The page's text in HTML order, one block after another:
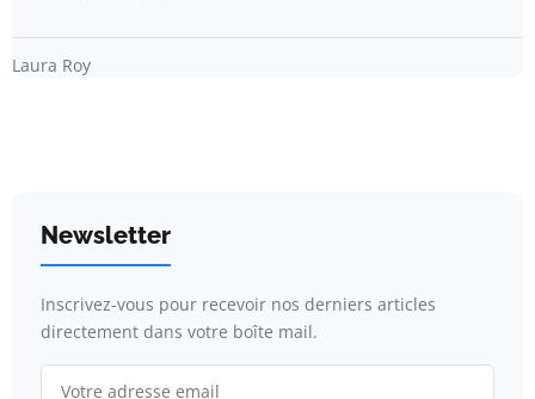
Laura Roy
Newsletter
Inscrivez-vous pour recevoir nos derniers articles
directement dans votre boîte mail.